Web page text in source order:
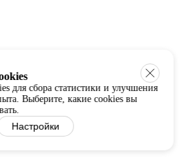
для сбора статистики и улучшения
Выберите, какие cookies вы
Настройки